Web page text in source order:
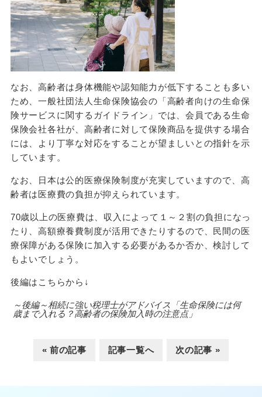
なお、高齢者は身体機能や認知能力が低下することも多い
ため、一般社団法人生命保険協会の「高齢者向けの生命保
険サービスに関するガイドライン」では、会員である生命
保険会社各社が、高齢者に対して保険商品を提供する場合
には、より丁寧な対応をすることが望ましいとの指針を示
しています。
なお、日本は公的医療保険制度が充実していますので、高
齢者は医療費の負担が抑えられています。
70歳以上の医療費は、収入によって１～２割の負担になっ
たり、高額療養費制度が活用できたりするので、民間の医
療保障がある保険に加入する必要があるか否か、検討して
もよいでしょう。
後編はこちらから↓
～後編～相続に強い税理士がアドバイス「生命保険には何
歳まで入れる？高齢者の保険加入時の注意点」
« 前の記事 記事一覧へ 次の記事 »